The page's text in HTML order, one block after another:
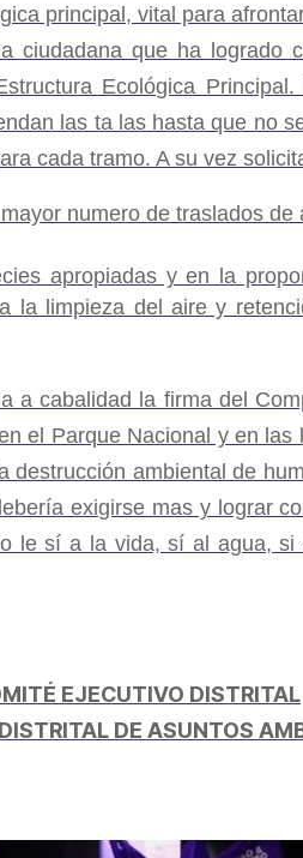
principal, vital para
ciudadana que ha
Ecológica
las ta las hasta que no
cada tramo. A su vez
numero de traslados de
apropiadas y en la
la limpieza del aire y
a cabalidad la firma del
el Parque Nacional y en
ambiental de
exigirse mas y lograr
le sí a la vida, sí al agua,
EJECUTIVO DISTRITAL
DE ASUNTOS